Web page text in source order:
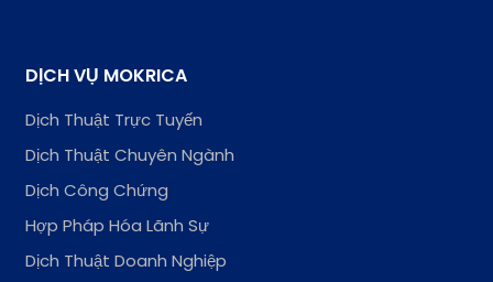
DỊCH VỤ MOKRICA
Dịch Thuật Trực Tuyến
Dịch Thuật Chuyên Ngành
Dịch Công Chứng
Hợp Pháp Hóa Lãnh Sự
Dịch Thuật Doanh Nghiệp